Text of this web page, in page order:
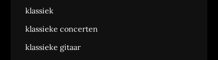
klassiek
klassieke concerten
klassieke gitaar